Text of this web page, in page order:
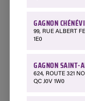
GAGNON
99, RUE ALBERT
1E0
GAGNON SAINT-
624, ROUTE 321
QC J0V 1W0
Disponible
1 800 850-7662
Choisir ce magasin